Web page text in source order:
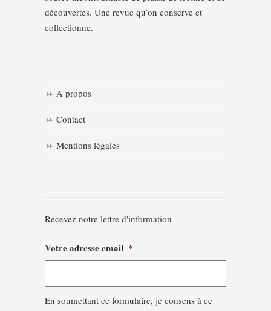
découvertes. Une revue qu’on conserve et
collectionne.
A propos
Contact
Mentions légales
Recevez notre lettre d'information
Votre adresse email *
En soumettant ce formulaire, je consens à ce